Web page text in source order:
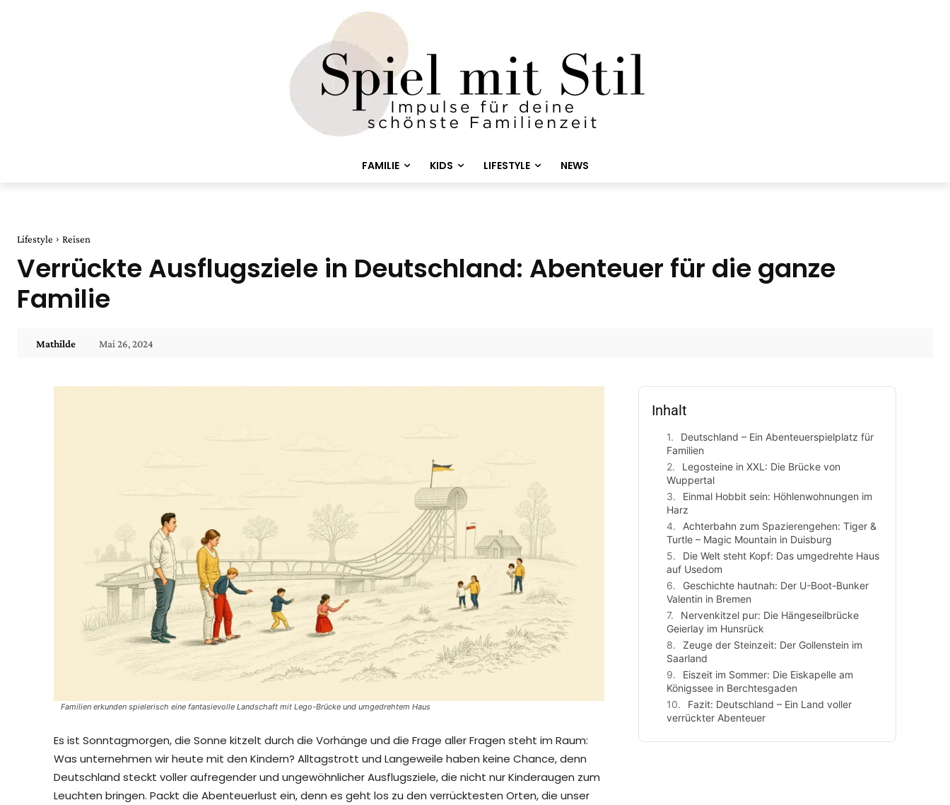
FAMILIE KIDS LIFESTYLE NEWS
Lifestyle Reisen
Verrückte Ausflugsziele in Deutschland: Abenteuer für die ganze
Familie
Mathilde Mai 26, 2024
Familien erkunden spielerisch eine fantasievolle Landschaft mit Lego-Brücke und umgedrehtem Haus
Es ist Sonntagmorgen, die Sonne kitzelt durch die Vorhänge und die Frage aller Fragen steht im Raum:
Was unternehmen wir heute mit den Kindern? Alltagstrott und Langeweile haben keine Chance, denn
Deutschland steckt voller aufregender und ungewöhnlicher Ausflugsziele, die nicht nur Kinderaugen zum
Leuchten bringen. Packt die Abenteuerlust ein, denn es geht los zu den verrücktesten Orten, die unser
Inhalt
Deutschland – Ein Abenteuerspielplatz für
Familien
Legosteine in XXL: Die Brücke von
Wuppertal
Einmal Hobbit sein: Höhlenwohnungen im
Harz
Achterbahn zum Spazierengehen: Tiger &
Turtle – Magic Mountain in Duisburg
Die Welt steht Kopf: Das umgedrehte Haus
auf Usedom
Geschichte hautnah: Der U-Boot-Bunker
Valentin in Bremen
Nervenkitzel pur: Die Hängeseilbrücke
Geierlay im Hunsrück
Zeuge der Steinzeit: Der Gollenstein im
Saarland
Eiszeit im Sommer: Die Eiskapelle am
Königssee in Berchtesgaden
Fazit: Deutschland – Ein Land voller
verrückter Abenteuer